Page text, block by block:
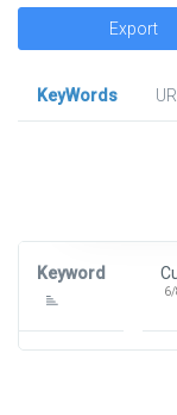
Export
KeyWords
URl
Keyword